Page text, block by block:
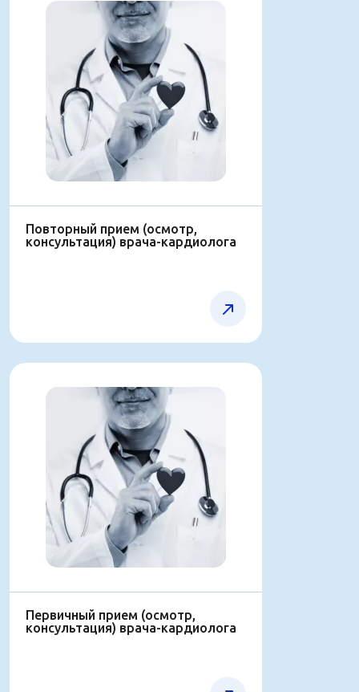
Повторный прием (осмотр,
консультaция) врача-кардиолога
Первичный прием (осмотр,
консультaция) врача-кардиолога